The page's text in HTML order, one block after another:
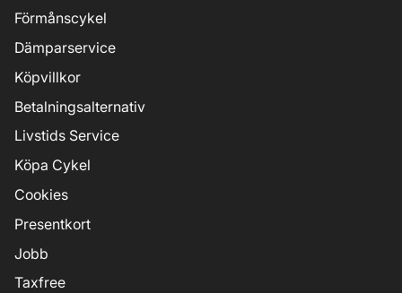
Förmånscykel
Dämparservice
Köpvillkor
Betalningsalternativ
Livstids Service
Köpa Cykel
Cookies
Presentkort
Jobb
Taxfree